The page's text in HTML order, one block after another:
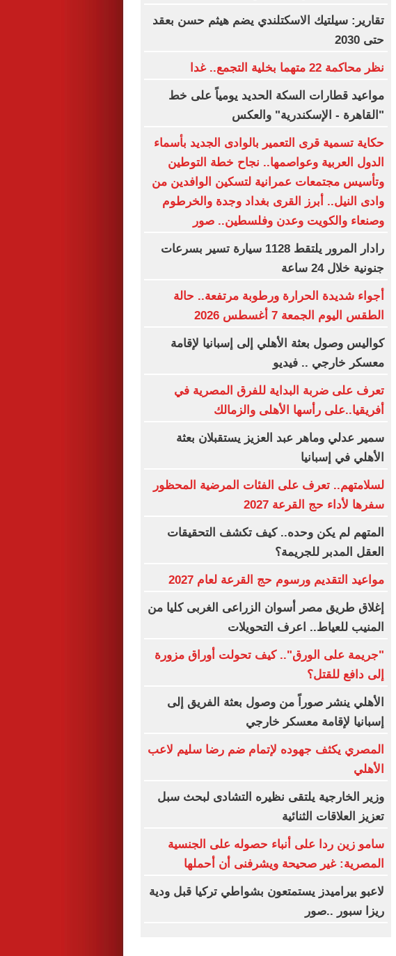
تقارير: سيلتيك الاسكتلندي يضم هيثم حسن بعقد
حتى 2030
نظر محاكمة 22 متهما بخلية التجمع.. غدا
مواعيد قطارات السكة الحديد يومياً على خط
"القاهرة - الإسكندرية" والعكس
حكاية تسمية قرى التعمير بالوادى الجديد بأسماء
الدول العربية وعواصمها.. نجاح خطة التوطين
وتأسيس مجتمعات عمرانية لتسكين الوافدين من
وادى النيل.. أبرز القرى بغداد وجدة والخرطوم
وصنعاء والكويت وعدن وفلسطين.. صور
رادار المرور يلتقط 1128 سيارة تسير بسرعات
جنونية خلال 24 ساعة
أجواء شديدة الحرارة ورطوبة مرتفعة.. حالة
الطقس اليوم الجمعة 7 أغسطس 2026
كواليس وصول بعثة الأهلي إلى إسبانيا لإقامة
معسكر خارجي .. فيديو
تعرف على ضربة البداية للفرق المصرية في
أفريقيا..على رأسها الأهلى والزمالك
سمير عدلي وماهر عبد العزيز يستقبلان بعثة
الأهلي في إسبانيا
لسلامتهم.. تعرف على الفئات المرضية المحظور
سفرها لأداء حج القرعة 2027
المتهم لم يكن وحده.. كيف تكشف التحقيقات
العقل المدبر للجريمة؟
مواعيد التقديم ورسوم حج القرعة لعام 2027
إغلاق طريق مصر أسوان الزراعى الغربى كليا من
المنيب للعياط.. اعرف التحويلات
"جريمة على الورق".. كيف تحولت أوراق مزورة
إلى دافع للقتل؟
الأهلي ينشر صوراً من وصول بعثة الفريق إلى
إسبانيا لإقامة معسكر خارجي
المصري يكثف جهوده لإتمام ضم رضا سليم لاعب
الأهلي
وزير الخارجية يلتقى نظيره التشادى لبحث سبل
تعزيز العلاقات الثنائية
سامو زين ردا على أنباء حصوله على الجنسية
المصرية: غير صحيحة ويشرفنى أن أحملها
لاعبو بيراميدز يستمتعون بشواطي تركيا قبل ودية
ريزا سبور ..صور